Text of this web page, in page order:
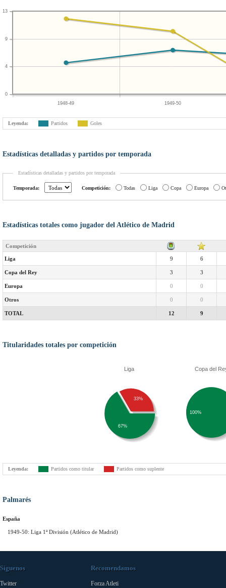
1948-49 1949-50
0
4
9
13
Leyenda: Partidos Goles
Estadísticas detalladas y partidos por temporada
Estadísticas detalladas y partidos por temporada
Temporada: Competición: Todas Liga Copa Europa
Estadísticas totales como jugador del Atlético de Madrid
Competición
Liga 9 6
Copa del Rey 3 3
Europa 0 0
Otros 0 0
TOTAL 12 9
Titularidades totales por competición
Liga
67%
33%
Copa del
100%
Leyenda: Partidos como titular Partidos como suplente
Palmarés
España
1949-50: Liga 1ª División (Atlético de Madrid)
Síguenos
Twitter
Recomendamos
Forza Atleti